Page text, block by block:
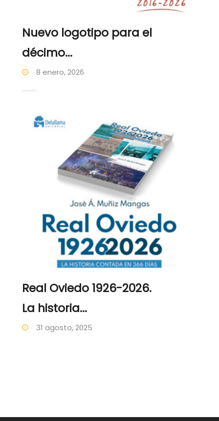
Nuevo logotipo para el
décimo...
8 enero, 2026
Real Oviedo 1926-2026.
La historia...
31 agosto, 2025